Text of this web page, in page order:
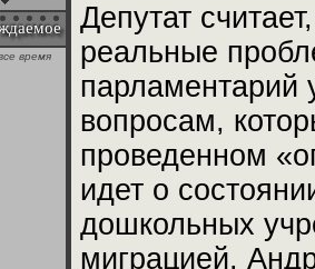
на
"Не
время
Депутат
реальные
вопросам,
проведенном
идет о
дошкольных
миграцией.